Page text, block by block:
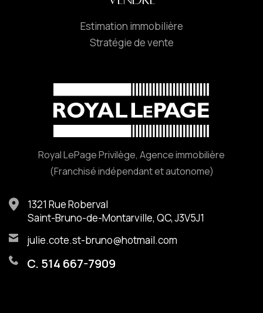
Estimation immobilière
Stratégie de vente
Royal LePage Privilège, Agence immobilière
(Franchisé indépendant et autonome)
1321 Rue Roberval
Saint-Bruno-de-Montarville, QC, J3V5J1
julie.cote.st-bruno@hotmail.com
C. 514 667-7909